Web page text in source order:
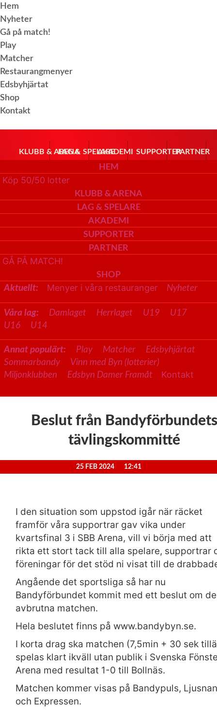
Hoppa
till
innehåll
Hem
Nyheter
Gå på match!
Play
Matcher
Restaurangmenyer
Edsbyhjärtat
Shop
Kontakt
KLUBB & ARENALAG & SPELAREAKADEMI SUPPORTERPARTNER
HEM
Köp 50/50 lotter
KLUBB & ARENA
LAG & SPELARE
AKADEMI
SUPPORTER
PARTNER
GÅ PÅ MATCH!
SHOP
Aktuellt: Menyer i våra restauranger Nyheter
Våra lag: Damlaget Herrlaget U19
U17
U16
U14
Annat populärt: Play Matcher
Edsbyhjärtat
Sommarbandy
Vinn med Byn (lotterier)
Miljonklubben
Edsbyn Damer Framåt Kontakt
Beslut från Bandyförbundets
tävlingskommitté
25 FEB 2024 12:41
I den situation som uppstod igår när räcket
framför våra supportrar gav vika under
kvartsfinal 3 i SBB Arena, vill vi börja med att
rikta ett stort tack till alla spelare, supportrar
föreningar för det stöd ni visat till de
Angående det sportsliga så har nu
Bandyförbundet kommit med ett beslut om
avbrutna matchen.
Hela beslutet finns på www.bandybyn.se.
I korta drag ska matchen (7,5min + 30 sek
spelas klart ikväll utan publik i Svenska
Arena med resultat 1-0 till Bollnäs.
Matchen kommer visas på Bandypuls, Ljusnan
och Expressen.